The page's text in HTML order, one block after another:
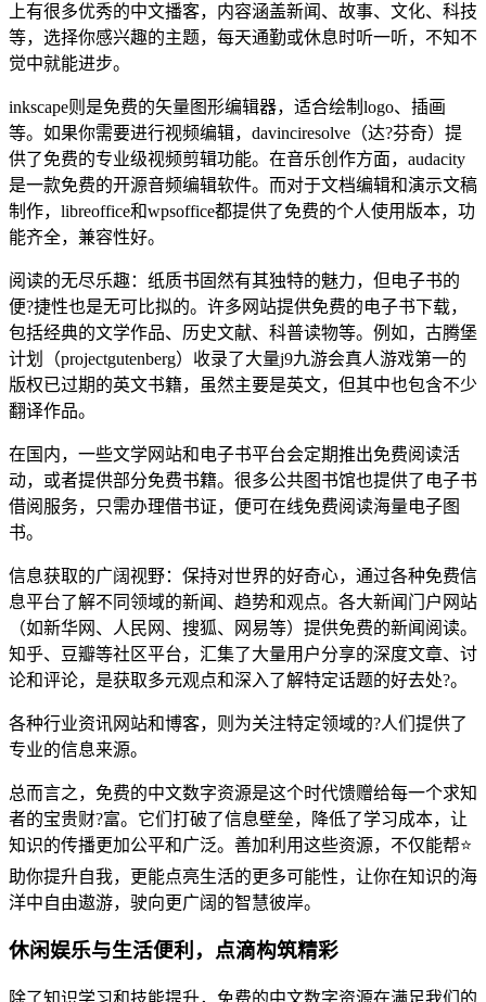
上有很多优秀的中文播客，内容涵盖新闻、故事、文化、科技
等，选择你感兴趣的主题，每天通勤或休息时听一听，不知不
觉中就能进步。
inkscape则是免费的矢量图形编辑器，适合绘制logo、插画
等。如果你需要进行视频编辑，davinciresolve（达?芬奇）提
供了免费的专业级视频剪辑功能。在音乐创作方面，audacity
是一款免费的开源音频编辑软件。而对于文档编辑和演示文稿
制作，libreoffice和wpsoffice都提供了免费的个人使用版本，功
能齐全，兼容性好。
阅读的无尽乐趣：纸质书固然有其独特的魅力，但电子书的
便?捷性也是无可比拟的。许多网站提供免费的电子书下载，
包括经典的文学作品、历史文献、科普读物等。例如，古腾堡
计划（projectgutenberg）收录了大量j9九游会真人游戏第一的
版权已过期的英文书籍，虽然主要是英文，但其中也包含不少
翻译作品。
在国内，一些文学网站和电子书平台会定期推出免费阅读活
动，或者提供部分免费书籍。很多公共图书馆也提供了电子书
借阅服务，只需办理借书证，便可在线免费阅读海量电子图
书。
信息获取的广阔视野：保持对世界的好奇心，通过各种免费信
息平台了解不同领域的新闻、趋势和观点。各大新闻门户网站
（如新华网、人民网、搜狐、网易等）提供免费的新闻阅读。
知乎、豆瓣等社区平台，汇集了大量用户分享的深度文章、讨
论和评论，是获取多元观点和深入了解特定话题的好去处?。
各种行业资讯网站和博客，则为关注特定领域的?人们提供了
专业的信息来源。
总而言之，免费的中文数字资源是这个时代馈赠给每一个求知
者的宝贵财?富。它们打破了信息壁垒，降低了学习成本，让
知识的传播更加公平和广泛。善加利用这些资源，不仅能帮⭐
助你提升自我，更能点亮生活的更多可能性，让你在知识的海
洋中自由遨游，驶向更广阔的智慧彼岸。
休闲娱乐与生活便利，点滴构筑精彩